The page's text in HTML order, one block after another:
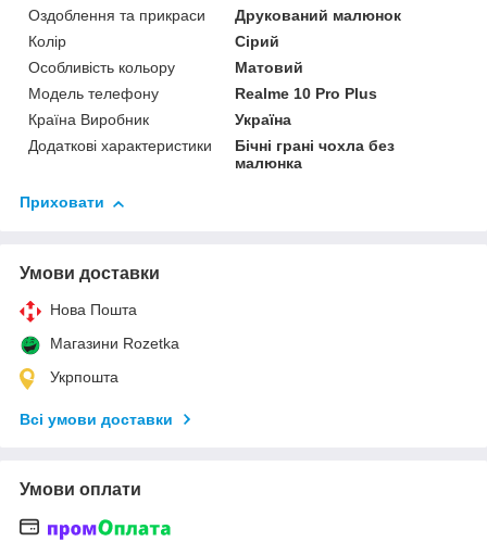
Оздоблення та прикраси
Друкований малюнок
Колір
Сірий
Особливість кольору
Матовий
Модель телефону
Realme 10 Pro Plus
Країна Виробник
Україна
Додаткові характеристики
Бічні грані чохла без
малюнка
Приховати
Умови доставки
Нова Пошта
Магазини Rozetka
Укрпошта
Всі умови доставки
Умови оплати